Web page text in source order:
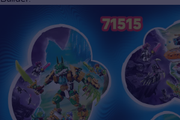
Včetně interaktivního návodu na stavění ve